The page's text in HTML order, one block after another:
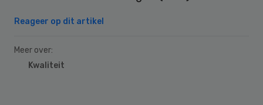
Reageer op dit artikel
Meer over:
Kwaliteit